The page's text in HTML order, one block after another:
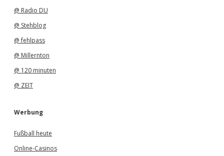
@ Radio DU
@ Stehblog
@ fehlpass
@ Millernton
@ 120 minuten
@ ZEIT
Werbung
Fußball heute
Online-Casinos